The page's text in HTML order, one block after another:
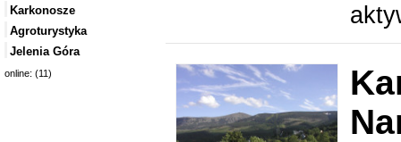
Karkonosze
Agroturystyka
Jelenia Góra
online: (11)